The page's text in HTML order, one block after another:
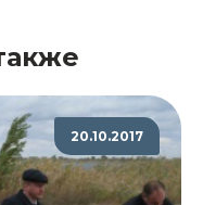
20.10.2017